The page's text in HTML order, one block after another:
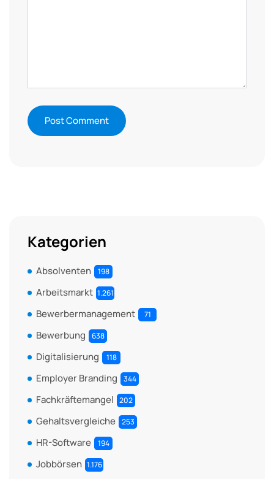
Kategorien
Absolventen 198
Arbeitsmarkt 1.261
Bewerbermanagement 71
Bewerbung 638
Digitalisierung 118
Employer Branding 344
Fachkräftemangel 202
Gehaltsvergleiche 253
HR-Software 194
Jobbörsen 1.176